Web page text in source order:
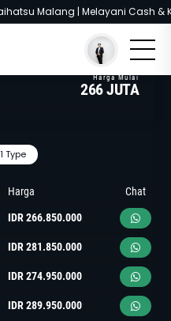
/ Daihatsu Rocky
Malang | Melayani Cash &
266 JUTA
Type
Harga Chat
IDR 266.850.000
IDR 281.850.000
IDR 274.950.000
IDR 289.950.000